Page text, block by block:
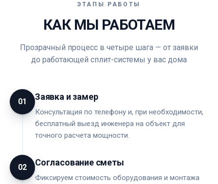
ЭТАПЫ РАБОТЫ
КАК МЫ РАБОТАЕМ
Прозрачный процесс в четыре шага — от заявки
до работающей сплит-системы у вас дома
01 Заявка и замер
Консультация по телефону и, при необходимости,
бесплатный выезд инженера на объект для
точного расчета мощности.
02 Согласование сметы
Фиксируем стоимость оборудования и монтажа